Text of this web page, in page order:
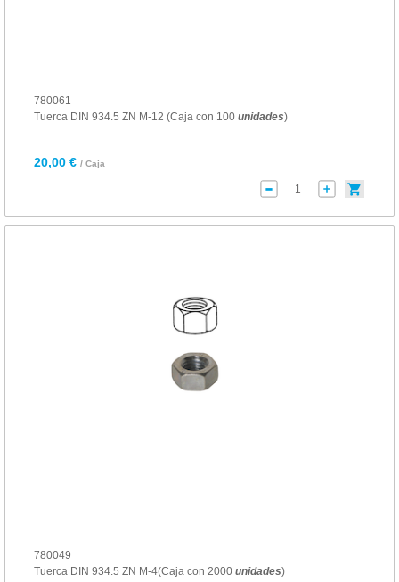
780061
Tuerca DIN 934.5 ZN M-12 (Caja con 100 unidades)
20,00 € / Caja
780049
Tuerca DIN 934.5 ZN M-4(Caja con 2000 unidades)